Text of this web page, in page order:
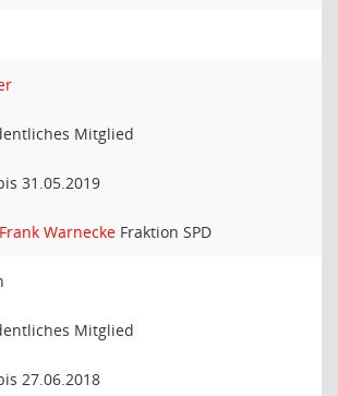
Mitglied
31.05.2019
Frank Warnecke Fraktion SPD
Mitglied
27.06.2018